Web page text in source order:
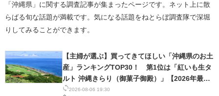
グルメ 地域
動物 リサーチ
会員記事
「沖縄県」に関する調査記事が集まったページです。ネット上に散
らばる旬な話題が満載です。気になる話題をねとらぼ調査隊で深堀
りしてみることができます。
2026-08-06 19:30
【主婦が選ぶ】買ってきてほしい「沖縄県のお土
産」ランキングTOP30！ 第1位は「紅いも生タ
ルト 沖縄きらり（御菓子御殿）」【2026年最新
調査結果】